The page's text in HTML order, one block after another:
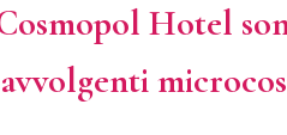
Hotel
avvolgenti